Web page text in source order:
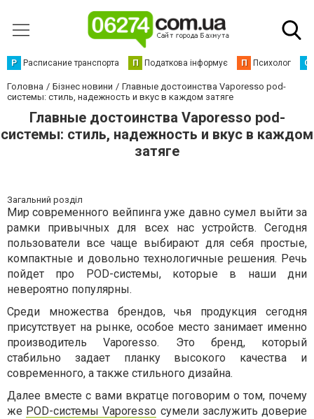
Р Расписание транспорта П Податкова інформує П Психолог С
Головна Бізнес новини
Главные достоинства Vaporesso pod-
системы: стиль, надежность и вкус в каждом затяге
Главные достоинства Vaporesso pod-
системы: стиль, надежность и вкус в каждом
затяге
Загальний розділ
Мир современного вейпинга уже давно сумел выйти за
рамки привычных для всех нас устройств. Сегодня
пользователи все чаще выбирают для себя простые,
компактные и довольно технологичные решения. Речь
пойдет про POD-системы, которые в наши дни
невероятно популярны.
Среди множества брендов, чья продукция сегодня
присутствует на рынке, особое место занимает именно
производитель Vaporesso. Это бренд, который
стабильно задает планку высокого качества и
современного, а также стильного дизайна.
Далее вместе с вами вкратце поговорим о том, почему
же POD-системы Vaporesso сумели заслужить доверие